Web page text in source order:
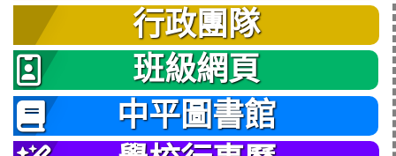
行政團隊
班級網頁
中平圖書館